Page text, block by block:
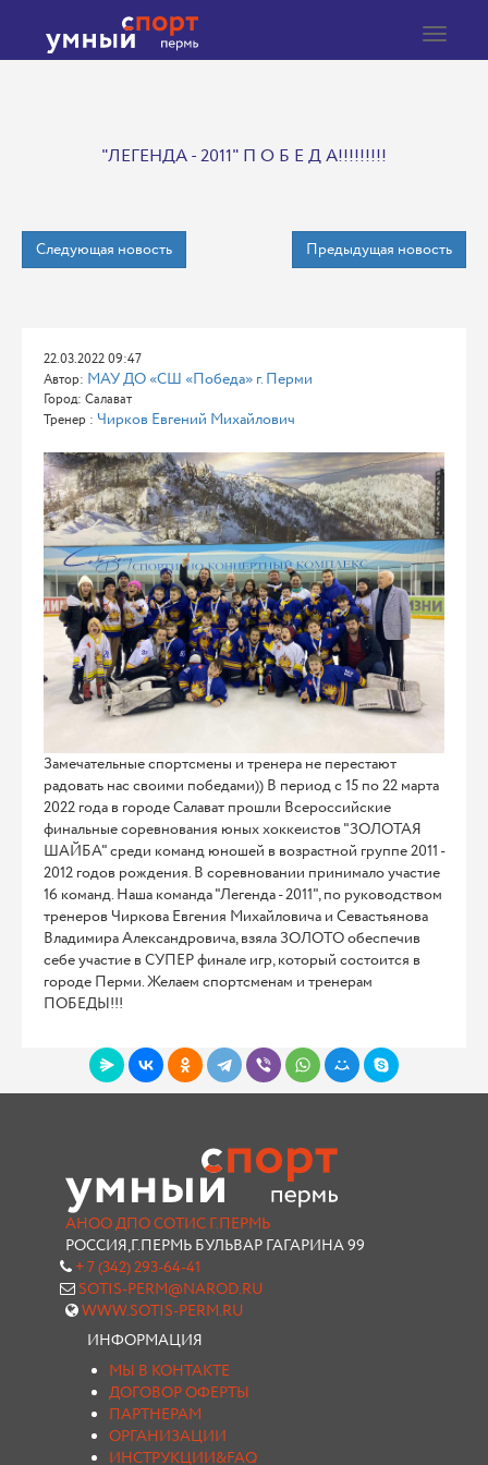
Toggle
"ЛЕГЕНДА - 2011" П О Б Е Д А!!!!!!!!!
Следующая новость Предыдущая новость
22.03.2022 09:47
Автор: МАУ ДО «СШ «Победа» г. Перми
Город: Салават
Тренер : Чирков Евгений Михайлович
Замечательные спортсмены и тренера не перестают
радовать нас своими победами)) В период с 15 по 22 марта
2022 года в городе Салават прошли Всероссийские
финальные соревнования юных хоккеистов "ЗОЛОТАЯ
ШАЙБА" среди команд юношей в возрастной группе 2011 -
2012 годов рождения. В соревновании принимало участие
16 команд. Наша команда "Легенда - 2011", по руководством
тренеров Чиркова Евгения Михайловича и Севастьянова
Владимира Александровича, взяла ЗОЛОТО обеспечив
себе участие в СУПЕР финале игр, который состоится в
городе Перми. Желаем спортсменам и тренерам
ПОБЕДЫ!!!
АНОО ДПО СОТИС Г.ПЕРМЬ
РОССИЯ,Г.ПЕРМЬ БУЛЬВАР ГАГАРИНА 99
+ 7 (342) 293-64-41
SOTIS-PERM@NAROD.RU
WWW.SOTIS-PERM.RU
ИНФОРМАЦИЯ
МЫ В КОНТАКТЕ
ДОГОВОР ОФЕРТЫ
ПАРТНЕРАМ
ОРГАНИЗАЦИИ
ИНСТРУКЦИИ&FAQ